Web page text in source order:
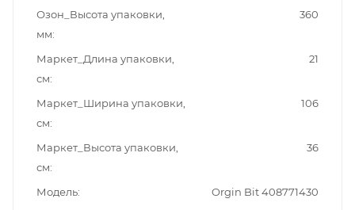
Озон_Высота упаковки,
мм
360
Маркет_Длина упаковки,
см
21
Маркет_Ширина упаковки,
см
106
Маркет_Высота упаковки,
см
36
Модель Orgin Bit 408771430